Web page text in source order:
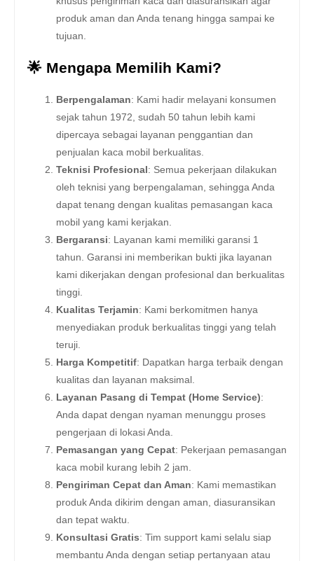
produk aman dan Anda tenang hingga sampai ke
tujuan.
🌟 Mengapa Memilih Kami?
Berpengalaman: Kami hadir melayani konsumen
sejak tahun 1972, sudah 50 tahun lebih kami
dipercaya sebagai layanan penggantian dan
penjualan kaca mobil berkualitas.
Teknisi Profesional : Semua pekerjaan dilakukan
oleh teknisi yang berpengalaman, sehingga Anda
dapat tenang dengan kualitas pemasangan kaca
mobil yang kami kerjakan.
Bergaransi: Layanan kami memiliki garansi 1
tahun. Garansi ini memberikan bukti jika layanan
kami dikerjakan dengan profesional dan berkualitas
tinggi.
Kualitas Terjamin: Kami berkomitmen hanya
menyediakan produk berkualitas tinggi yang telah
teruji.
Harga Kompetitif: Dapatkan harga terbaik dengan
kualitas dan layanan maksimal.
Layanan Pasang di Tempat (Home Service):
Anda dapat dengan nyaman menunggu proses
pengerjaan di lokasi Anda.
Pemasangan yang Cepat: Pekerjaan pemasangan
kaca mobil kurang lebih 2 jam.
Pengiriman Cepat dan Aman: Kami memastikan
produk Anda dikirim dengan aman, diasuransikan
dan tepat waktu.
Konsultasi Gratis: Tim support kami selalu siap
membantu Anda dengan setiap pertanyaan atau